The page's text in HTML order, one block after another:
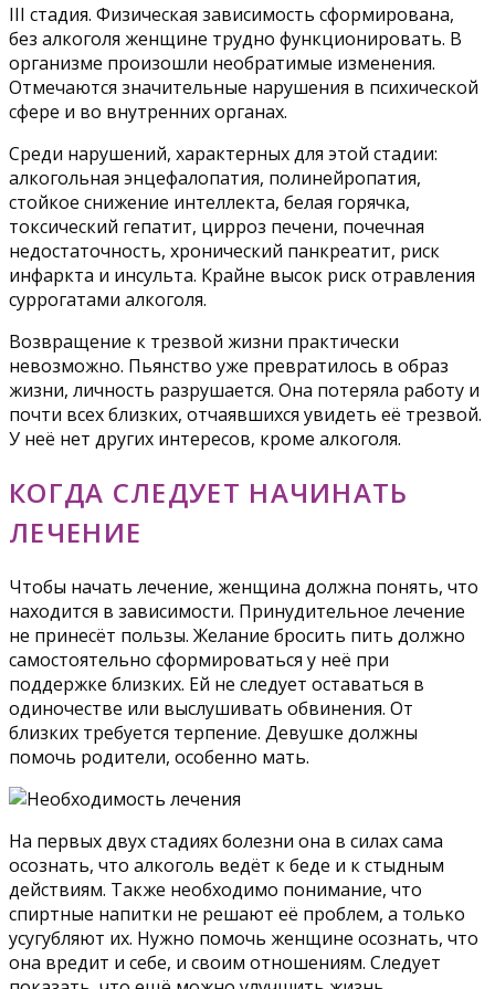
III стадия. Физическая зависимость сформирована,
без алкоголя женщине трудно функционировать. В
организме произошли необратимые изменения.
Отмечаются значительные нарушения в психической
сфере и во внутренних органах.
Среди нарушений, характерных для этой стадии:
алкогольная энцефалопатия, полинейропатия,
стойкое снижение интеллекта, белая горячка,
токсический гепатит, цирроз печени, почечная
недостаточность, хронический панкреатит, риск
инфаркта и инсульта. Крайне высок риск отравления
суррогатами алкоголя.
Возвращение к трезвой жизни практически
невозможно. Пьянство уже превратилось в образ
жизни, личность разрушается. Она потеряла работу и
почти всех близких, отчаявшихся увидеть её трезвой.
У неё нет других интересов, кроме алкоголя.
КОГДА СЛЕДУЕТ НАЧИНАТЬ
ЛЕЧЕНИЕ
Чтобы начать лечение, женщина должна понять, что
находится в зависимости. Принудительное лечение
не принесёт пользы. Желание бросить пить должно
самостоятельно сформироваться у неё при
поддержке близких. Ей не следует оставаться в
одиночестве или выслушивать обвинения. От
близких требуется терпение. Девушке должны
помочь родители, особенно мать.
На первых двух стадиях болезни она в силах сама
осознать, что алкоголь ведёт к беде и к стыдным
действиям. Также необходимо понимание, что
спиртные напитки не решают её проблем, а только
усугубляют их. Нужно помочь женщине осознать, что
она вредит и себе, и своим отношениям. Следует